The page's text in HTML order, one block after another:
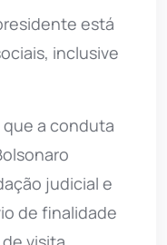
está
inclusive
que a conduta
judicial e
de finalidade